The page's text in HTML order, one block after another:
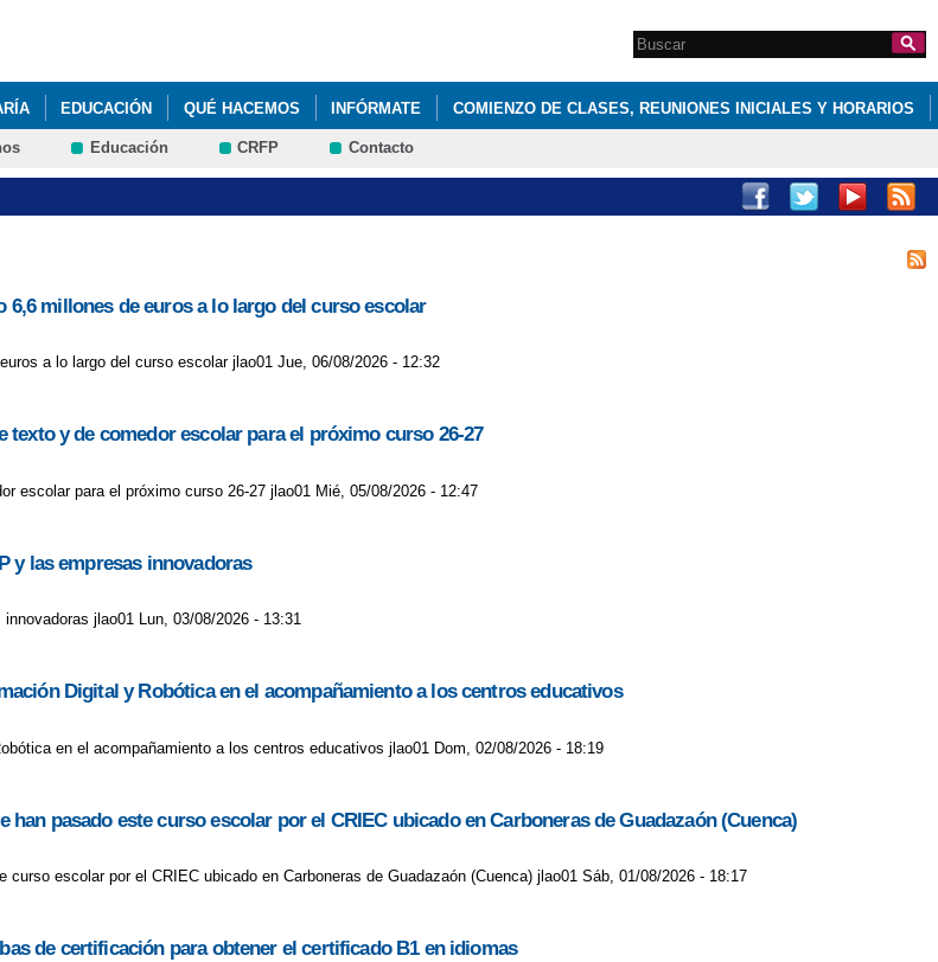
Formulario de
búsqueda
Search this site
EDUCACIÓN QUÉ HACEMOS INFÓRMATE COMIENZO DE CLASES, REUNIONES INICIALES Y HORARIOS
Educación CRFP Contacto
millones de euros a lo largo del curso escolar
a lo largo del curso escolar jlao01 Jue, 06/08/2026 - 12:32
y de comedor escolar para el próximo curso 26-27
escolar para el próximo curso 26-27 jlao01 Mié, 05/08/2026 - 12:47
y las empresas innovadoras
jlao01 Lun, 03/08/2026 - 13:31
Digital y Robótica en el acompañamiento a los centros educativos
en el acompañamiento a los centros educativos jlao01 Dom, 02/08/2026 - 18:19
pasado este curso escolar por el CRIEC ubicado en Carboneras de Guadazaón (Cuenca)
escolar por el CRIEC ubicado en Carboneras de Guadazaón (Cuenca) jlao01 Sáb, 01/08/2026 - 18:17
de certificación para obtener el certificado B1 en idiomas